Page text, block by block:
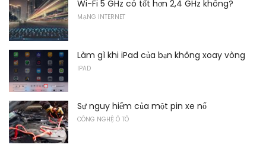
Wi-Fi 5 GHz có tốt hơn 2,4 GHz không?
MẠNG INTERNET
Làm gì khi iPad của bạn không xoay vòng
IPAD
Sự nguy hiểm của một pin xe nổ
CÔNG NGHỆ Ô TÔ